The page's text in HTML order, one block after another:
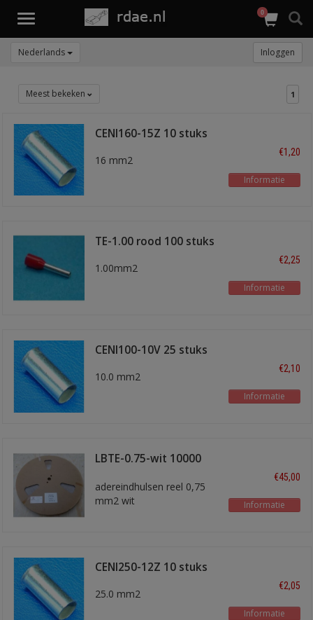
Toggle
0
Nederlands Inloggen
Meest bekeken 1
CENI160-15Z 10 stuks
16 mm2
€1,20
Informatie
TE-1.00 rood 100 stuks
1.00mm2
€2,25
Informatie
CENI100-10V 25 stuks
10.0 mm2
€2,10
Informatie
LBTE-0.75-wit 10000
adereindhulsen reel 0,75
mm2 wit
€45,00
Informatie
CENI250-12Z 10 stuks
25.0 mm2
€2,05
Informatie